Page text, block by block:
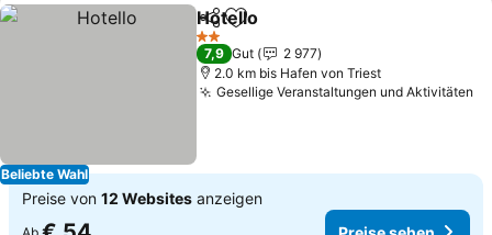
Beliebte Wahl
TeilenZu Favoriten hinzufügen
Hotello
2 Sterne
7,9 Gut
2 977
2.0 km bis Hafen von Triest
Gesellige Veranstaltungen und Aktivitäten
Preise von 12 Websites anzeigen
Ab